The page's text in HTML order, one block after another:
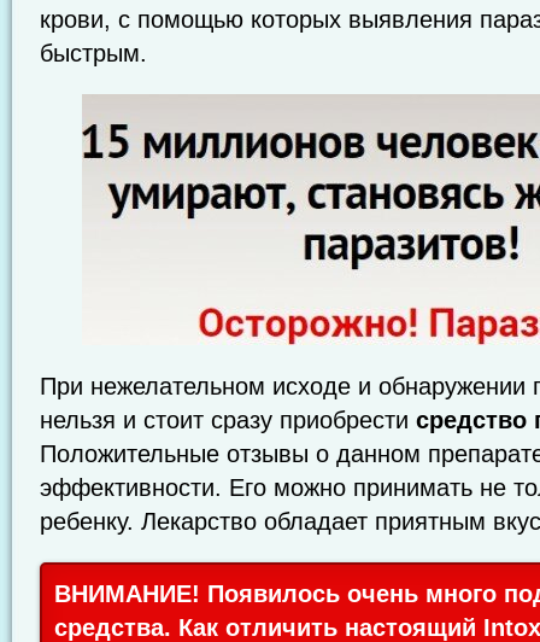
крови, с помощью которых выявления
быстрым.
При нежелательном исходе и обнаружении
нельзя и стоит сразу приобрести средство
Положительные отзывы о данном
эффективности. Его можно принимать не
ребенку. Лекарство обладает приятным
ВНИМАНИЕ! Появилось очень много
средства. Как отличить настоящий